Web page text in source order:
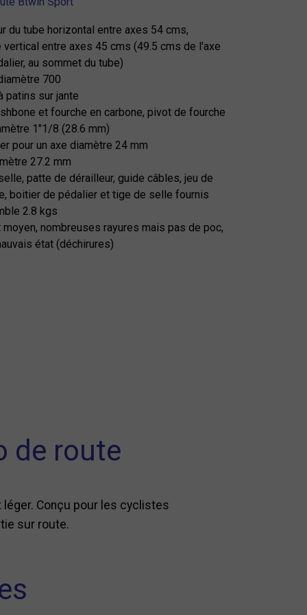
du tube horizontal entre axes 54 cms,
vertical entre axes 45 cms (49.5 cms de l'axe
au sommet du tube)
700
patins sur jante
et fourche en carbone, pivot de fourche
1"1/8 (28.6 mm)
pour un axe diamètre 24 mm
27.2 mm
patte de dérailleur, guide câbles, jeu de
boitier de pédalier et tige de selle fournis
2.8 kgs
nombreuses rayures mais pas de poc,
état (déchirures)
de route
Conçu pour les cyclistes
sur route.